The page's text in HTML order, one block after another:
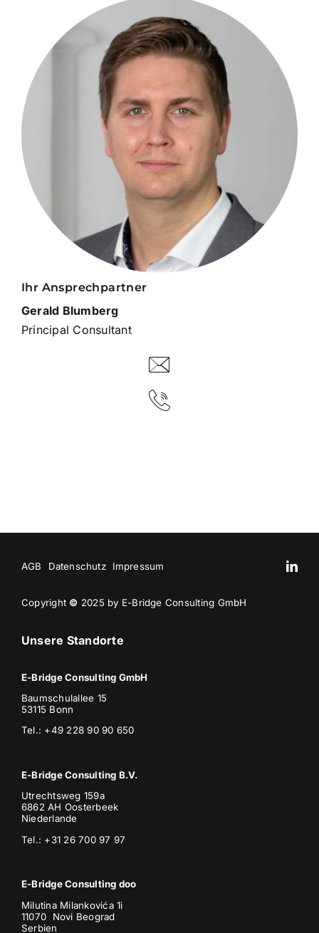
Ihr Ansprechpartner
Gerald Blumberg
Principal Consultant
AGB Datenschutz Impressum
Copyright © 2025 by E-Bridge Consulting GmbH
Unsere Standorte
E-Bridge Consulting GmbH
Baumschulallee 15
53115 Bonn
Tel.: +49 228 90 90 650
E-Bridge Consulting B.V.
Utrechtsweg 159a
6862 AH Oosterbeek
Niederlande
Tel.: +31 26 700 97 97
E-Bridge Consulting doo
Milutina Milankovića 1i
11070 Novi Beograd
Serbien